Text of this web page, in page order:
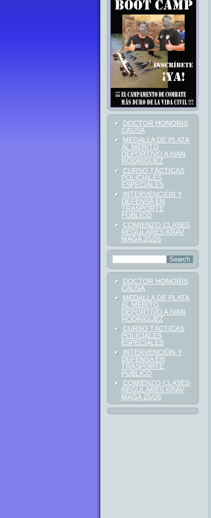
DOCTOR HONORIS
CAUSA
MEDALLA DE PLATA
AL MÉRITO
DEPORTIVO A IVAN
RODRÍGUEZ
CURSO TÁCTICAS
POLICIALES
ESPECIALES
INTERVENCIÓN Y
DEFENSA EN
TRASPORTE
PÚBLICO
COMIENZO CLASES
REGULARES KRAV
MAGA 25/26
DOCTOR HONORIS
CAUSA
MEDALLA DE PLATA
AL MÉRITO
DEPORTIVO A IVAN
RODRÍGUEZ
CURSO TÁCTICAS
POLICIALES
ESPECIALES
INTERVENCIÓN Y
DEFENSA EN
TRASPORTE
PÚBLICO
COMIENZO CLASES
REGULARES KRAV
MAGA 25/26